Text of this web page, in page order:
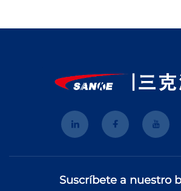
Suscríbete a nuestro